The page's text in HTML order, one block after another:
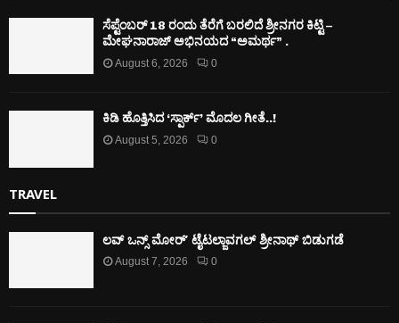
ಸೆಪ್ಟೆಂಬರ್ 18 ರಂದು ತೆರೆಗೆ ಬರಲಿದೆ ಶ್ರೀನಗರ ಕಿಟ್ಟಿ –
ಮೇಘನಾರಾಜ್ ಅಭಿನಯದ “ಅಮರ್ಥ” .
August 6, 2026 0
ಕಿಡಿ‌‌ ಹೊತ್ತಿಸಿದ ‘ಸ್ಪಾರ್ಕ್’ ಮೊದಲ‌ ಗೀತೆ..!
August 5, 2026 0
TRAVEL
ಲವ್ ಒನ್ಸ್ ಮೋರ್’ ಟೈಟಲ್ಜಾವಗಲ್ ಶ್ರೀನಾಥ್ ಬಿಡುಗಡೆ
August 7, 2026 0